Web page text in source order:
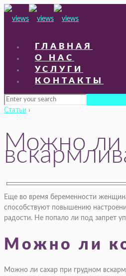
ГЛАВНАЯ
О НАС
УСЛУГИ
КОНТАКТЫ
Статьи ›
Можно ли
Еще во время беременности
способствуют повышению
радости. Не попало ли под запрет
Можно ли
Можно ли сахар при грудном